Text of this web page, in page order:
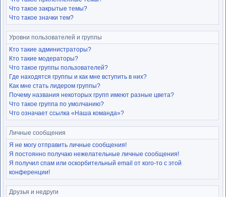
Что такое закрытые темы?
Что такое значки тем?
Уровни пользователей и группы
Кто такие администраторы?
Кто такие модераторы?
Что такое группы пользователей?
Где находятся группы и как мне вступить в них?
Как мне стать лидером группы?
Почему названия некоторых групп имеют разные цвета?
Что такое группа по умолчанию?
Что означает ссылка «Наша команда»?
Личные сообщения
Я не могу отправить личные сообщения!
Я постоянно получаю нежелательные личные сообщения!
Я получил спам или оскорбительный email от кого-то с этой
конференции!
Друзья и недруги